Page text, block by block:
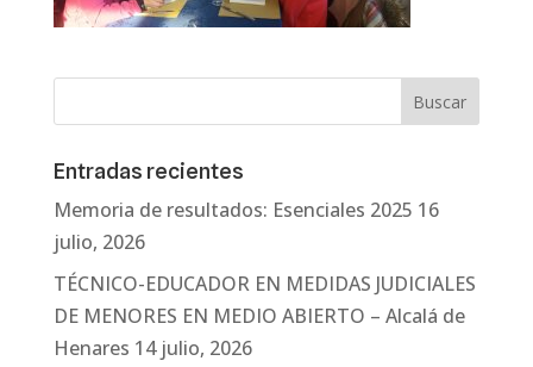
Entradas recientes
Memoria de resultados: Esenciales 2025 16
julio, 2026
TÉCNICO-EDUCADOR EN MEDIDAS JUDICIALES
DE MENORES EN MEDIO ABIERTO – Alcalá de
Henares 14 julio, 2026